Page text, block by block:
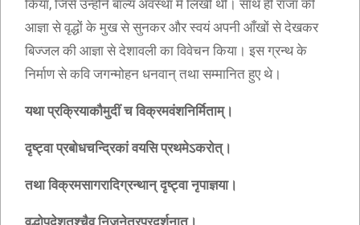
किया, जिसे उन्होंने बाल्य अवस्था में लिखी थी। साथ ही राजा की
आज्ञा से वृद्धों के मुख से सुनकर और स्वयं अपनी आँखों से देखकर
बिज्जल की आज्ञा से देशावली का विवेचन किया। इस ग्रन्थ के
निर्माण से कवि जगन्मोहन धनवान् तथा सम्मानित हुए थे।
यथा प्रक्रियाकौमुदीं च विक्रमवंशनिर्मिताम्।
दृष्ट्वा प्रबोधचन्द्रिकां वयसि प्रथमेऽकरोत्।
तथा विक्रमसागरादिग्रन्थान् दृष्ट्वा नृपाज्ञया।
वृद्धोपदेशतश्चैव निजनेत्रप्रदर्शनात्।